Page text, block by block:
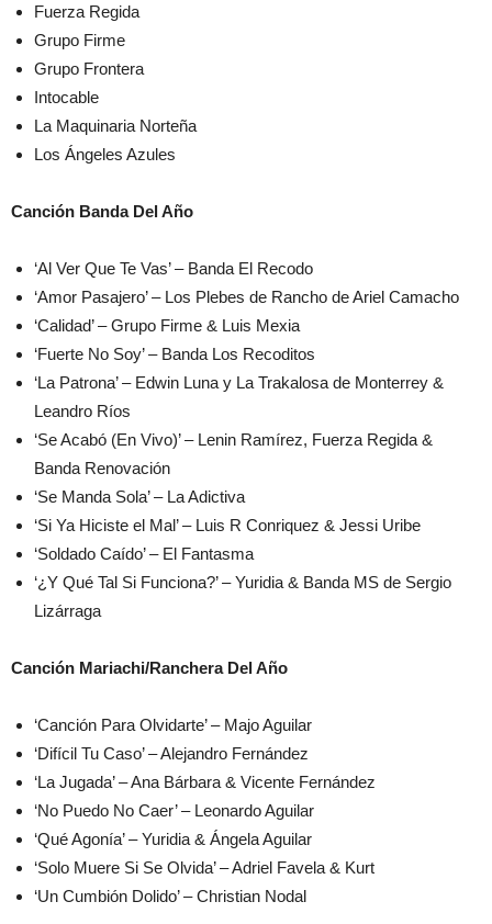
Fuerza Regida
Grupo Firme
Grupo Frontera
Intocable
La Maquinaria Norteña
Los Ángeles Azules
Canción Banda Del Año
‘Al Ver Que Te Vas’ – Banda El Recodo
‘Amor Pasajero’ – Los Plebes de Rancho de Ariel Camacho
‘Calidad’ – Grupo Firme & Luis Mexia
‘Fuerte No Soy’ – Banda Los Recoditos
‘La Patrona’ – Edwin Luna y La Trakalosa de Monterrey &
Leandro Ríos
‘Se Acabó (En Vivo)’ – Lenin Ramírez, Fuerza Regida &
Banda Renovación
‘Se Manda Sola’ – La Adictiva
‘Si Ya Hiciste el Mal’ – Luis R Conriquez & Jessi Uribe
‘Soldado Caído’ – El Fantasma
‘¿Y Qué Tal Si Funciona?’ – Yuridia & Banda MS de Sergio
Lizárraga
Canción Mariachi/Ranchera Del Año
‘Canción Para Olvidarte’ – Majo Aguilar
‘Difícil Tu Caso’ – Alejandro Fernández
‘La Jugada’ – Ana Bárbara & Vicente Fernández
‘No Puedo No Caer’ – Leonardo Aguilar
‘Qué Agonía’ – Yuridia & Ángela Aguilar
‘Solo Muere Si Se Olvida’ – Adriel Favela & Kurt
‘Un Cumbión Dolido’ – Christian Nodal